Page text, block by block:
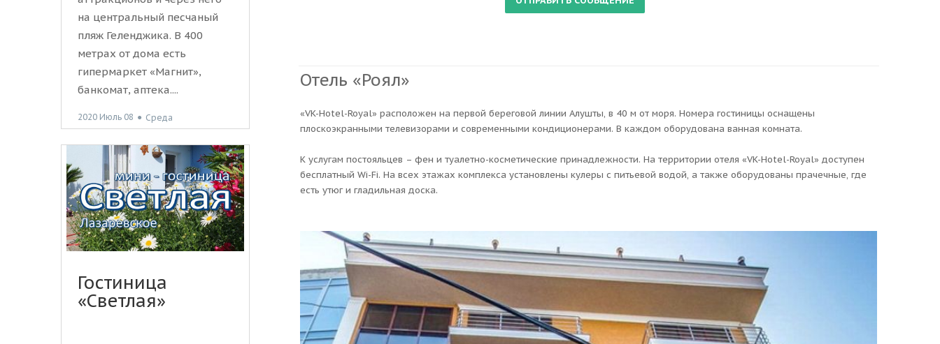
Отель «Роял»
«VK-Hotel-Royal» расположен на первой береговой линии Алушты, в 40 м от моря. Номера гостиницы оснащены
плоскоэкранными телевизорами и современными кондиционерами. В каждом оборудована ванная комната.
К услугам постояльцев – фен и туалетно-косметические принадлежности. На территории отеля «VK-Hotel-Royal» доступен
бесплатный Wi-Fi. На всех этажах комплекса установлены кулеры с питьевой водой, а также оборудованы прачечные, где
есть утюг и гладильная доска.
на центральный песчаный
пляж Геленджика. В 400
метрах от дома есть
гипермаркет «Магнит»,
банкомат, аптека....
2020 Июль 08 ● Среда
Гостиница
«Светлая»